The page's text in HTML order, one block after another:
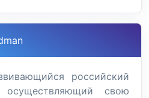
российский
осуществляющий свою